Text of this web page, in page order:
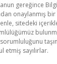
gereğince
onaylanmış
sitedeki
etmiş sayılırlar.